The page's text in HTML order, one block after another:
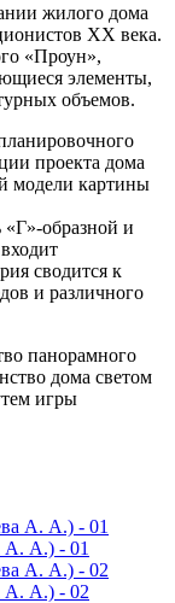
жилого дома
XX века.
«Проун»,
элементы,
объемов.
проекта дома
модели картины
«Г»-образной и
сводится к
и различного
панорамного
дома светом
игры
А. А.) - 01
А. А.) - 02